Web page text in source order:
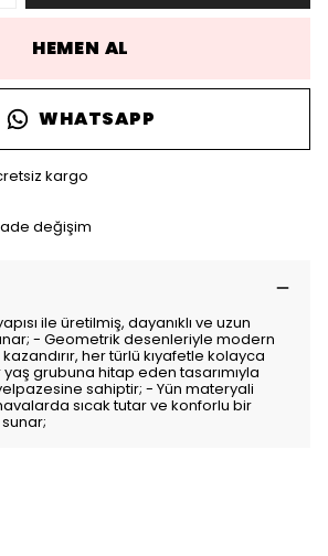
HEMEN AL
WHATSAPP
kargo
değişim
ile üretilmiş, dayanıklı ve uzun
- Geometrik desenleriyle modern
her türlü kıyafetle kolayca
grubuna hitap eden tasarımıyla
sahiptir; - Yün materyali
sıcak tutar ve konforlu bir